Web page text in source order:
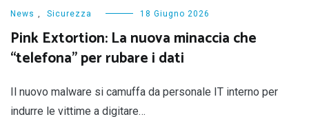
News , Sicurezza 18 Giugno 2026
Pink Extortion: La nuova minaccia che
“telefona” per rubare i dati
Il nuovo malware si camuffa da personale IT interno per
indurre le vittime a digitare…